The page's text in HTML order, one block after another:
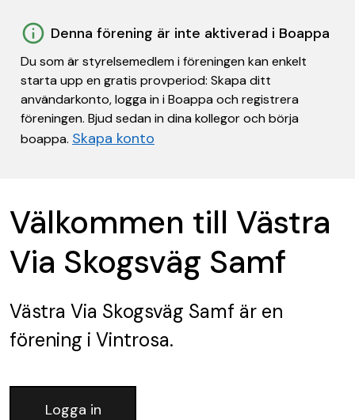
Denna förening är inte aktiverad i Boappa
Du som är styrelsemedlem i föreningen kan enkelt
starta upp en gratis provperiod: Skapa ditt
användarkonto, logga in i Boappa och registrera
föreningen. Bjud sedan in dina kollegor och börja
boappa. Skapa konto
Välkommen till Västra
Via Skogsväg Samf
Västra Via Skogsväg Samf är en
förening i Vintrosa.
Logga in